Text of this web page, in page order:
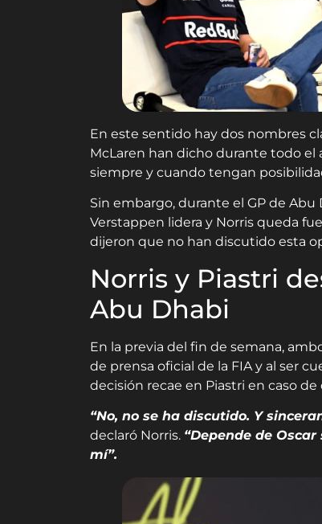
En este sentido hay dos nombres
McLaren han dicho durante todo el
siempre y cuando tengan
Sin embargo, durante el GP de
Verstappen lidera y Norris queda
dijeron que no han discutido esta
Norris y Piastri
Abu Dhabi
En la previa del fin de semana,
de prensa oficial de la FIA y al ser
decisión recae en Piastri en caso
“No, no se ha discutido. Y
declaró Norris. “Depende de
mí”.